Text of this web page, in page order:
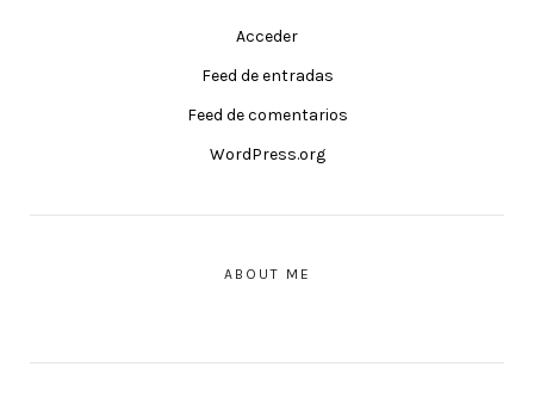
Acceder
Feed de entradas
Feed de comentarios
WordPress.org
ABOUT ME